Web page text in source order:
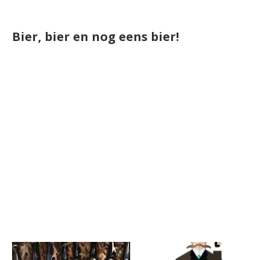
Bier, bier en nog eens bier!